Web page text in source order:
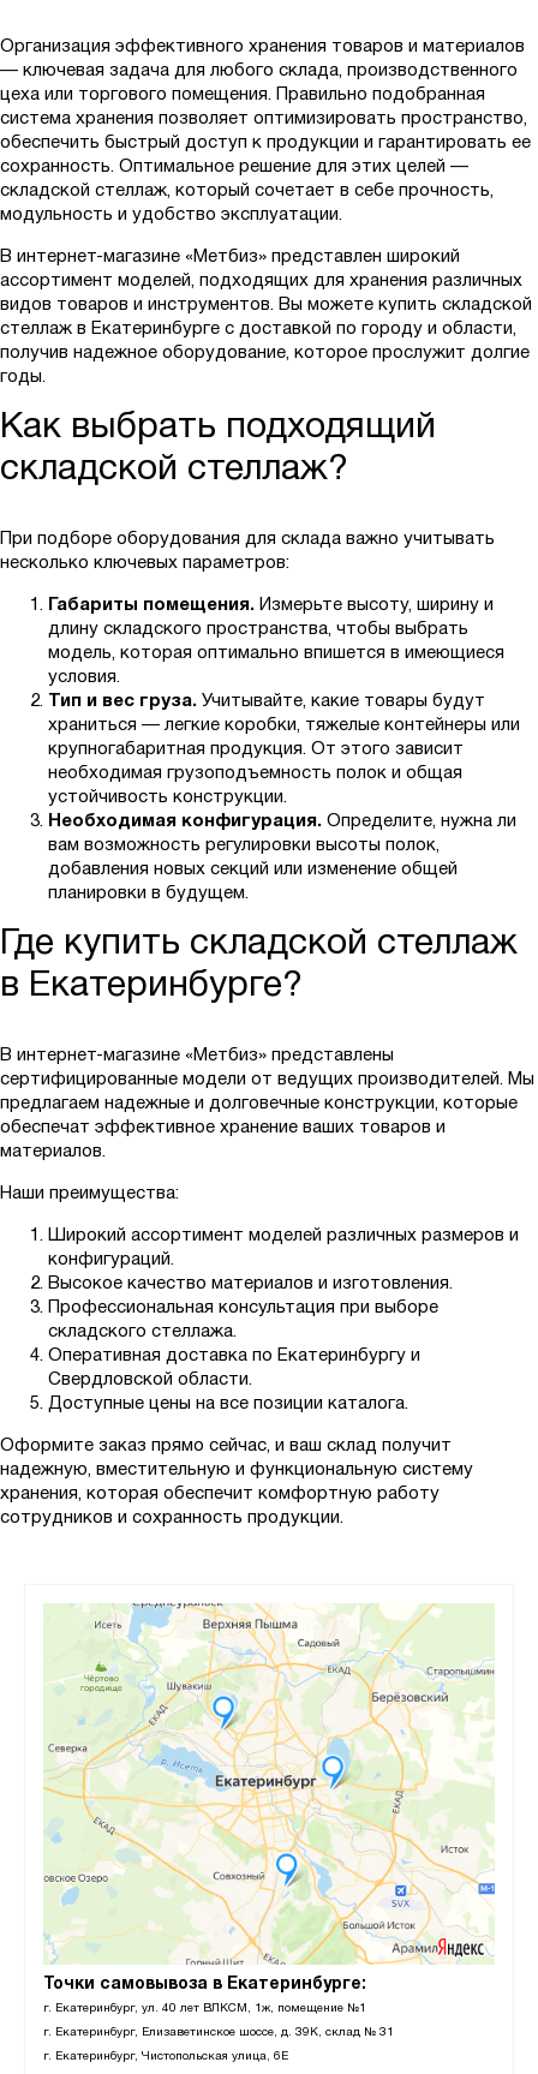
Точки самовывоза в Екатеринбурге:
г. Екатеринбург, ул. 40 лет ВЛКСМ, 1ж, помещение №1
г. Екатеринбург, Елизаветинское шоссе, д. 39К, склад № 31
г. Екатеринбург, Чистопольская улица, 6Е
Организация эффективного хранения товаров и материалов
— ключевая задача для любого склада, производственного
цеха или торгового помещения. Правильно подобранная
система хранения позволяет оптимизировать пространство,
обеспечить быстрый доступ к продукции и гарантировать ее
сохранность. Оптимальное решение для этих целей —
складской стеллаж, который сочетает в себе прочность,
модульность и удобство эксплуатации.
В интернет-магазине «Метбиз» представлен широкий
ассортимент моделей, подходящих для хранения различных
видов товаров и инструментов. Вы можете купить складской
стеллаж в Екатеринбурге с доставкой по городу и области,
получив надежное оборудование, которое прослужит долгие
годы.
Как выбрать подходящий
складской стеллаж?
При подборе оборудования для склада важно учитывать
несколько ключевых параметров:
Габариты помещения. Измерьте высоту, ширину и
длину складского пространства, чтобы выбрать
модель, которая оптимально впишется в имеющиеся
условия.
Тип и вес груза. Учитывайте, какие товары будут
храниться — легкие коробки, тяжелые контейнеры или
крупногабаритная продукция. От этого зависит
необходимая грузоподъемность полок и общая
устойчивость конструкции.
Необходимая конфигурация. Определите, нужна ли
вам возможность регулировки высоты полок,
добавления новых секций или изменение общей
планировки в будущем.
Где купить складской стеллаж
в Екатеринбурге?
В интернет-магазине «Метбиз» представлены
сертифицированные модели от ведущих производителей. Мы
предлагаем надежные и долговечные конструкции, которые
обеспечат эффективное хранение ваших товаров и
материалов.
Наши преимущества:
Широкий ассортимент моделей различных размеров и
конфигураций.
Высокое качество материалов и изготовления.
Профессиональная консультация при выборе
складского стеллажа.
Оперативная доставка по Екатеринбургу и
Свердловской области.
Доступные цены на все позиции каталога.
Оформите заказ прямо сейчас, и ваш склад получит
надежную, вместительную и функциональную систему
хранения, которая обеспечит комфортную работу
сотрудников и сохранность продукции.